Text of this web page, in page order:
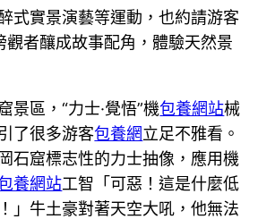
式實景演藝等運動，也約請游客
觀者釀成故事配角，體驗天然景
景區，“力士·覺悟”機包養網站械
了很多游客包養網立足不雅看。
石窟標志性的力士抽像，應用機
養網站工智「可惡！這是什麼低
」牛土豪對著天空大吼，他無法